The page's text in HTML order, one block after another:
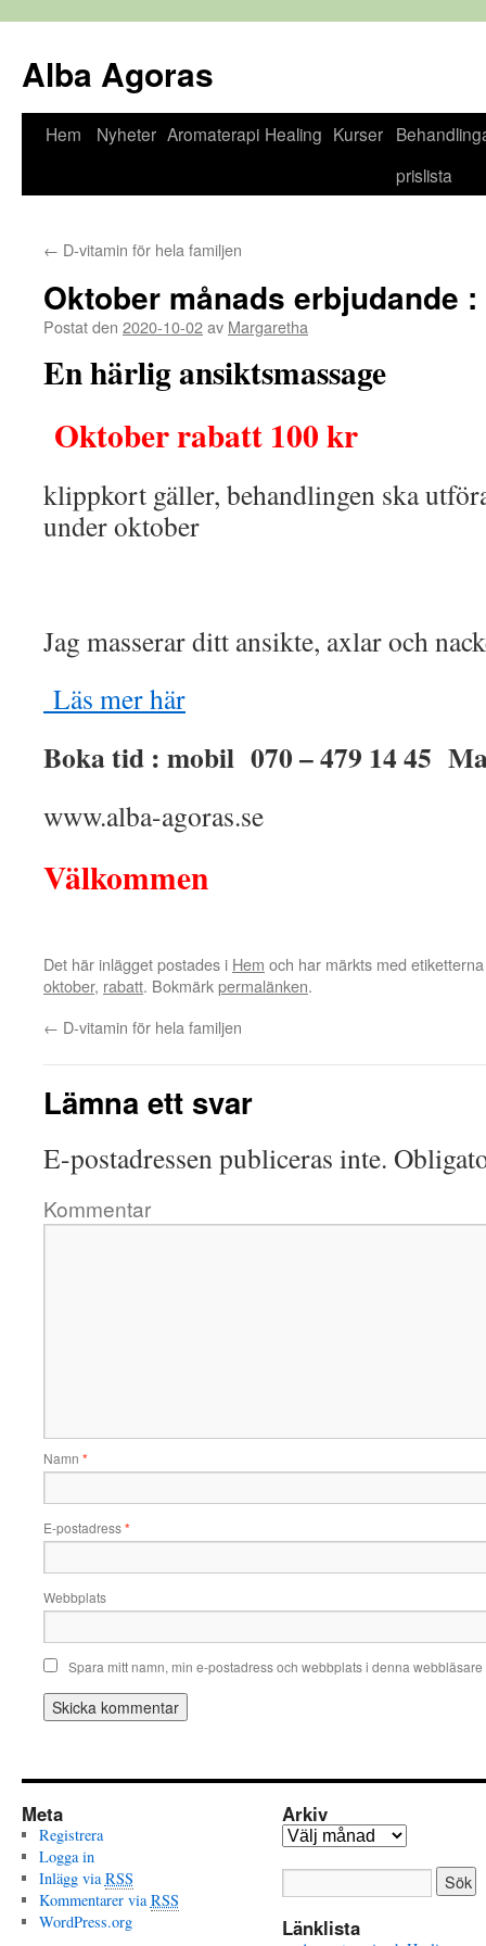
Alba Agoras
GåHem Nyheter Aromaterapi Healing Kurser
prislista
← D-vitamin för hela familjen
Oktober månads erbjudande
Postat den 2020-10-02av Margaretha
En härlig ansiktsmassage
Oktober rabatt 100 kr
klippkort gäller, behandlingen ska
under oktober
Jag masserar ditt ansikte, axlar och
Läs mer här
Boka tid : mobil 070 – 479 14 45
www.alba-agoras.se
Välkommen
Det här inlägget postades i Hem och har märkts med
oktober, rabatt. Bokmärkpermalänken.
← D-vitamin för hela familjen
Lämna ett svar
E-postadressen publiceras inte.
Kommentar
Namn *
E-postadress*
Webbplats
Spara mitt namn, min e-postadress och webbplats i denna
Meta
Registrera
Logga in
Inlägg viaRSS
Kommentarer viaRSS
WordPress.org
Arkiv
Arkiv
Länklista